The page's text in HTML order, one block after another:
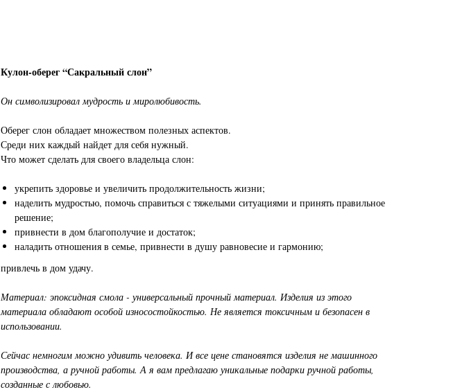
Кулон-оберег “Сакральный слон”
Он символизировал мудрость и миролюбивость.
Оберег слон обладает множеством полезных аспектов.
Среди них каждый найдет для себя нужный.
Что может сделать для своего владельца слон:
укрепить здоровье и увеличить продолжительность жизни;
наделить мудростью, помочь справиться с тяжелыми ситуациями и принять правильное
решение;
привнести в дом благополучие и достаток;
наладить отношения в семье, привнести в душу равновесие и гармонию;
привлечь в дом удачу.
Материал: эпоксидная смола - универсальный прочный материал. Изделия из этого
материала обладают особой износостойкостью. Не является токсичным и безопасен в
использовании.
Сейчас немногим можно удивить человека. И все цене становятся изделия не машинного
производства, а ручной работы. А я вам предлагаю уникальные подарки ручной работы,
созданные с любовью.